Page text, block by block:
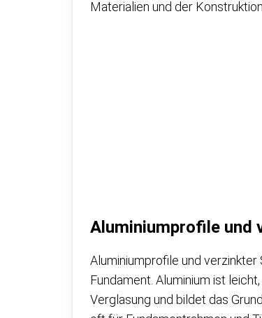
Materialien und der
Aluminiumprofile und
Aluminiumprofile und
Fundament. Aluminium ist
Verglasung und bildet das